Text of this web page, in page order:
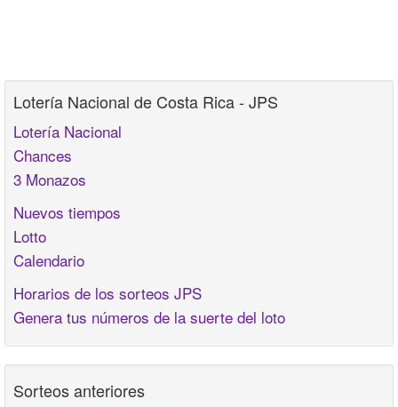
Lotería Nacional de Costa Rica - JPS
Lotería Nacional
Chances
3 Monazos
Nuevos tiempos
Lotto
Calendario
Horarios de los sorteos JPS
Genera tus números de la suerte del loto
Sorteos anteriores